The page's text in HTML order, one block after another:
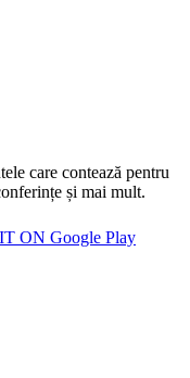
care contează pentru
și mai mult.
ON Google Play